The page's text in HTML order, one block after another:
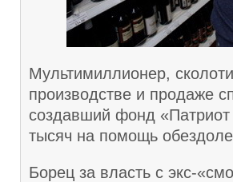
Мультимиллионер,
производстве и продаже
создавший фонд
тысяч на помощь
Борец за власть с экс-